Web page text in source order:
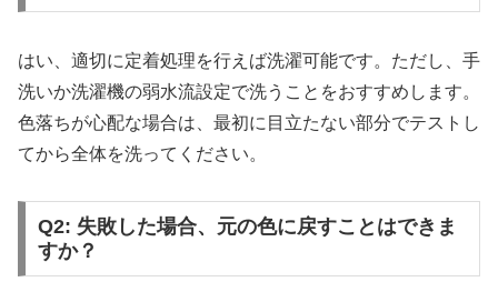
はい、適切に定着処理を行えば洗濯可能です。ただし、手
洗いか洗濯機の弱水流設定で洗うことをおすすめします。
色落ちが心配な場合は、最初に目立たない部分でテストし
てから全体を洗ってください。
Q2: 失敗した場合、元の色に戻すことはできま
すか？